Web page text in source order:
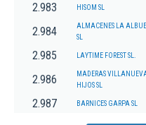
2.983 HISOM SL
2.984
ALMACENES LA
SL
2.985 LAYTIME FOREST SL.
2.986
MADERAS
HIJOS SL
2.987 BARNICES GARPA SL